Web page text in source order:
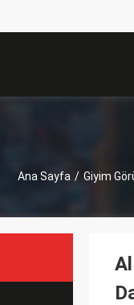
Ana Sayfa / Giyim